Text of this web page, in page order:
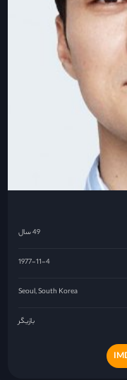
49 سال
1977-11-4
Seoul, South Korea
بازیگر